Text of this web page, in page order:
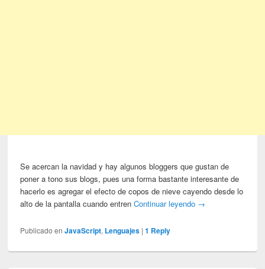
Se acercan la navidad y hay algunos bloggers que gustan de
poner a tono sus blogs, pues una forma bastante interesante de
hacerlo es agregar el efecto de copos de nieve cayendo desde lo
alto de la pantalla cuando entrenContinuar leyendo →
Publicado en JavaScript, Lenguajes |1 Reply